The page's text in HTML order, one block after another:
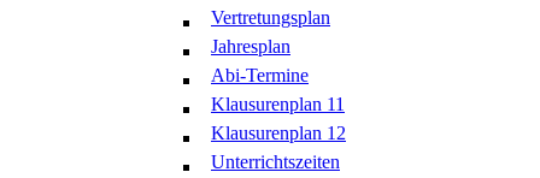
Vertretungsplan
Jahresplan
Abi-Termine
Klausurenplan 11
Klausurenplan 12
Unterrichtszeiten